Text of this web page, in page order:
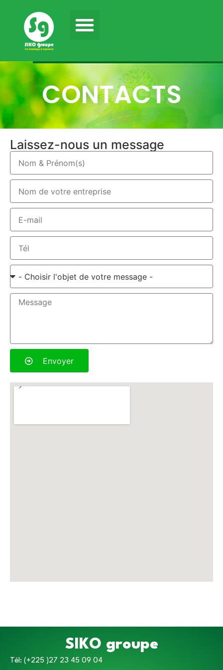
CONTACTS
Laissez-nous un message
Envoyer
SIKO groupe
Tél: (+225 )27 23 45 09 04